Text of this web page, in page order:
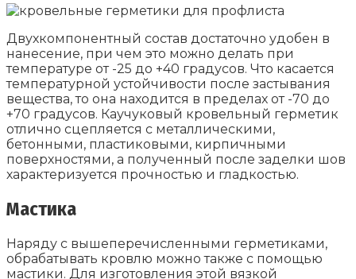
Двухкомпонентный состав достаточно удобен в
нанесение, при чем это можно делать при
температуре от -25 до +40 градусов. Что касается
температурной устойчивости после застывания
вещества, то она находится в пределах от -70 до
+70 градусов. Каучуковый кровельный герметик
отлично сцепляется с металлическими,
бетонными, пластиковыми, кирпичными
поверхностями, а полученный после заделки шов
характеризуется прочностью и гладкостью.
Мастика
Наряду с вышеперечисленными герметиками,
обрабатывать кровлю можно также с помощью
мастики. Для изготовления этой вязкой